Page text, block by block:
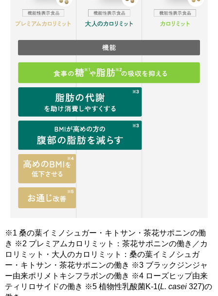
※1 桑の葉イミノシュガー・キトサン・茶花サポニンの働
き ※2 プレミアムカロリミット：茶花サポニンの働き／カ
ロリミット・大人のカロリミット：桑の葉イミノシュガ
ー・キトサン・茶花サポニンの働き ※3 ブラックジンジャ
ー由来ポリメトキシフラボンの働き ※4 ローズヒップ由来
ティリロサイドの働き ※5 植物性乳酸菌K-1(L. casei 327)の